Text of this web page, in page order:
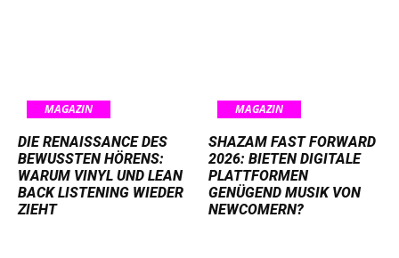
MAGAZIN
DIE RENAISSANCE DES
BEWUSSTEN HÖRENS:
WARUM VINYL UND LEAN
BACK LISTENING WIEDER
ZIEHT
MAGAZIN
SHAZAM FAST FORWARD
2026: BIETEN DIGITALE
PLATTFORMEN
GENÜGEND MUSIK VON
NEWCOMERN?